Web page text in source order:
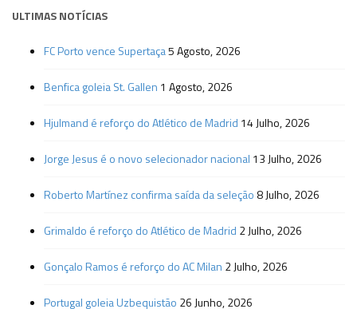
ULTIMAS NOTÍCIAS
FC Porto vence Supertaça5 Agosto, 2026
Benfica goleia St. Gallen 1 Agosto, 2026
Hjulmand é reforço do Atlético de Madrid 14 Julho, 2026
Jorge Jesus é o novo selecionador nacional 13 Julho, 2026
Roberto Martínez confirma saída da seleção 8 Julho, 2026
Grimaldo é reforço do Atlético de Madrid 2 Julho, 2026
Gonçalo Ramos é reforço do AC Milan 2 Julho, 2026
Portugal goleia Uzbequistão 26 Junho, 2026